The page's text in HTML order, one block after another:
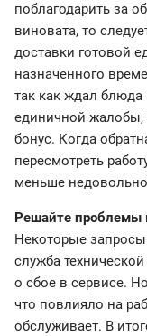
поблагодарить за
виновата, то
доставки готовой
назначенного
так как ждал блюда
единичной жалобы,
бонус. Когда
пересмотреть
меньше
Решайте проблемы
Некоторые запросы
служба
о сбое в сервисе.
что повлияло на
обслуживает. В